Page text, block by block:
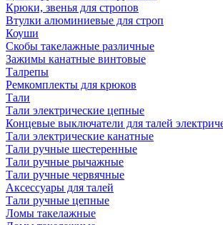
Крюки, звенья для стропов
Втулки алюминиевые для строп
Коуши
Скобы такелажные различные
Зажимы канатные винтовые
Талрепы
Ремкомплекты для крюков
Тали
Тали электрические цепные
Концевые выключатели для талей
Тали электрические канатные
Тали ручные шестеренные
Тали ручные рычажные
Тали ручные червячные
Аксессуары для талей
Тали ручные цепные
Ломы такелажные